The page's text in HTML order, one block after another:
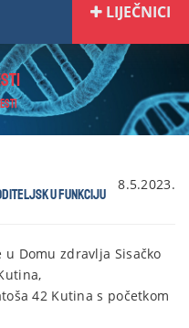
LIJEČNICI
funkciju
8.5.2023.
Domu zdravlja Sisačko
42 Kutina s početkom